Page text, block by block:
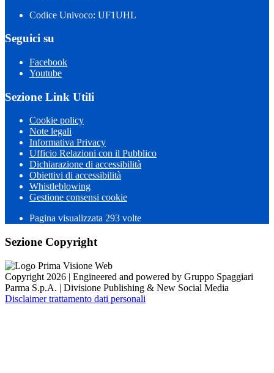
Codice Univoco: UF1UHL
Seguici su
Facebook
Youtube
Sezione Link Utili
Cookie policy
Note legali
Informativa Privacy
Ufficio Relazioni con il Pubblico
Dichiarazione di accessibilità
Obiettivi di accessibilità
Whistleblowing
Gestione consensi cookie
Pagina visualizzata 293 volte
Sezione Copyright
Copyright 2026 | Engineered and powered by Gruppo Spaggiari
Parma S.p.A. | Divisione Publishing & New Social Media
Disclaimer trattamento dati personali